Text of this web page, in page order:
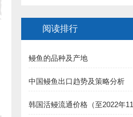
高农饲料有限公司（葛军）捐赠50000
福州开发区高龙饲料公司 捐赠30000元:
6.连江富鑫养鳗场(林宝富) 捐赠5000元:
德远水产有限公司（简新昌）捐赠5000
建渔家傲养殖科技有限公司 捐赠5000元:
阅读排行
鳗鱼的品种及产地
中国鳗鱼出口趋势及策略分析
韩国活鳗流通价格（至2022年